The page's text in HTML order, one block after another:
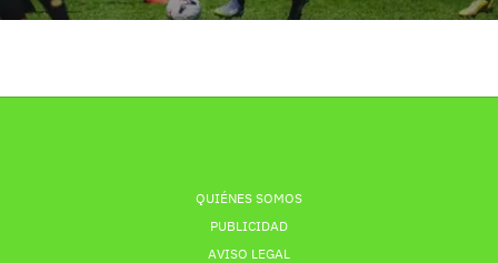
QUIÉNES SOMOS
PUBLICIDAD
AVISO LEGAL